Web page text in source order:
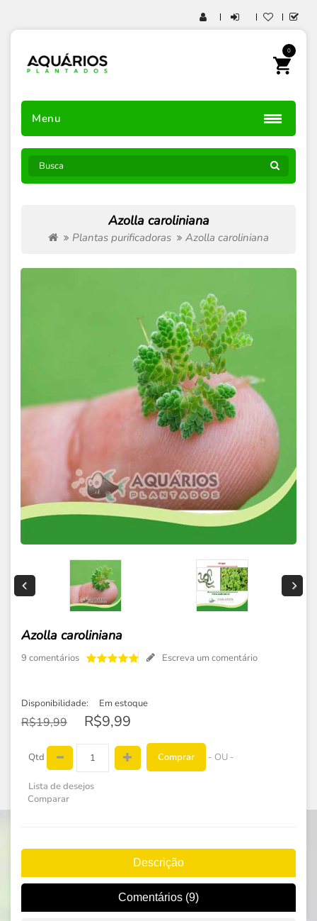
0
Menu
Azolla caroliniana
Plantas purificadoras Azolla caroliniana
Azolla caroliniana
9 comentários Escreva um comentário
Disponibilidade: Em estoque
R$19,99 R$9,99
Qtd Comprar - OU -
Lista de desejos
Comparar
Descrição
Comentários (9)